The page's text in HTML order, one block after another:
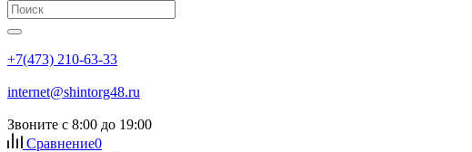
+7(473) 210-63-33
internet@shintorg48.ru
Звоните с 8:00 до 19:00
Сравнение0